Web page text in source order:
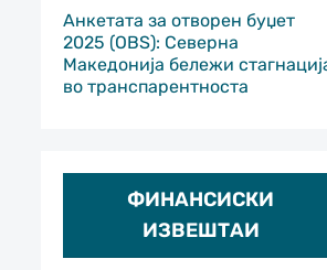
Анкетата за отворен буџет
2025 (OBS): Северна
Македонија бележи
во транспарентноста
ФИНАНСИСКИ
ИЗВЕШТАИ